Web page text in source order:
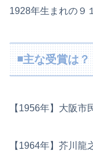
1928年生まれの９
◾️主な受賞は？
【1956年】大阪市
【1964年】芥川龍